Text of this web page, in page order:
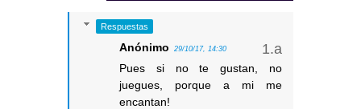
Respuestas
Anónimo 29/10/17, 14:30
Pues si no te gustan, no
juegues, porque a mi me
encantan!